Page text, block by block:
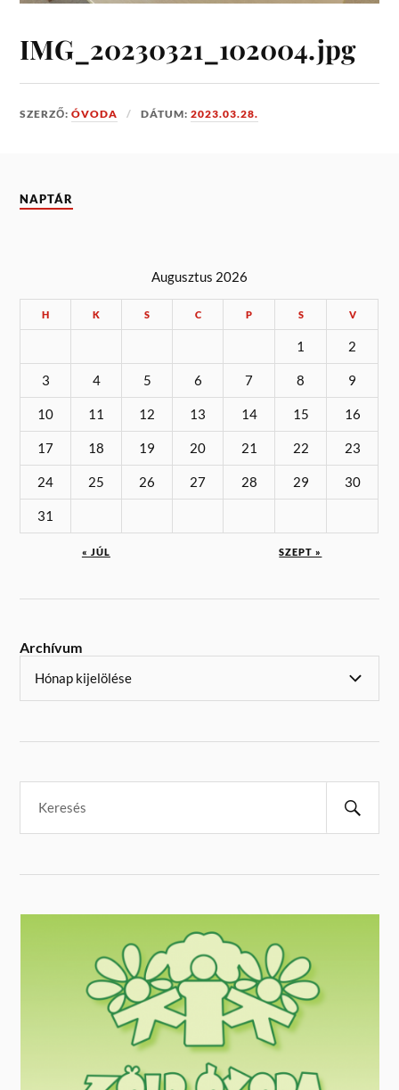
IMG_20230321_102004.jpg
SZERZŐ:ÓVODA DÁTUM:2023.03.28.
NAPTÁR
Augusztus 2026
H K S C P S V
1 2
3 4 5 6 7 8 9
10 11 12 13 14 15 16
17 18 19 20 21 22 23
24 25 26 27 28 29 30
31
« JÚL SZEPT »
Archívum